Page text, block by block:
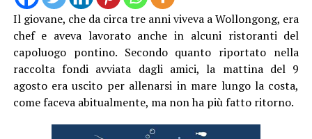
Il giovane, che da circa tre anni viveva a Wollongong, era
chef e aveva lavorato anche in alcuni ristoranti del
capoluogo pontino. Secondo quanto riportato nella
raccolta fondi avviata dagli amici, la mattina del 9
agosto era uscito per allenarsi in mare lungo la costa,
come faceva abitualmente, ma non ha più fatto ritorno.